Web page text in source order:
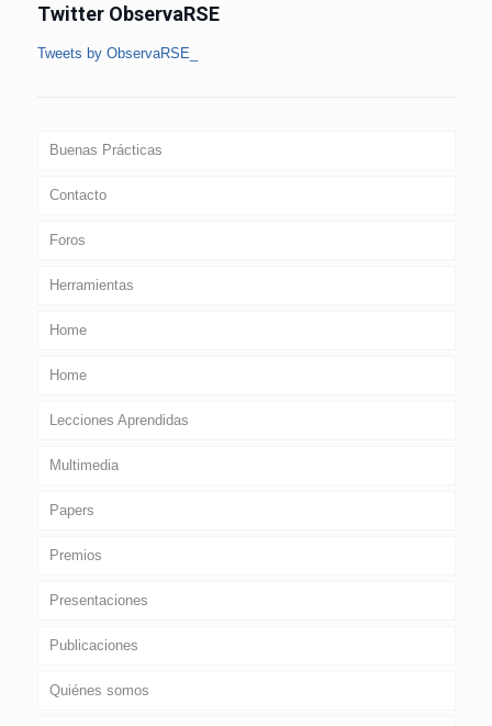
Twitter ObservaRSE
Tweets by ObservaRSE_
Buenas Prácticas
Contacto
Foros
Herramientas
Home
Home
Lecciones Aprendidas
Multimedia
Papers
Premios
Presentaciones
Publicaciones
Quiénes somos